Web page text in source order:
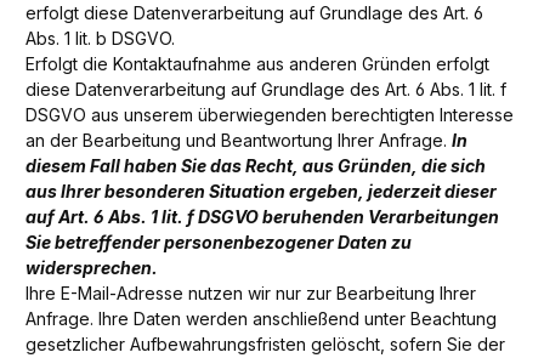
erfolgt diese Datenverarbeitung auf Grundlage des Art. 6
Abs. 1 lit. b DSGVO.
Erfolgt die Kontaktaufnahme aus anderen Gründen erfolgt
diese Datenverarbeitung auf Grundlage des Art. 6 Abs. 1 lit. f
DSGVO aus unserem überwiegenden berechtigten Interesse
an der Bearbeitung und Beantwortung Ihrer Anfrage. In
diesem Fall haben Sie das Recht, aus Gründen, die sich
aus Ihrer besonderen Situation ergeben, jederzeit dieser
auf Art. 6 Abs. 1 lit. f DSGVO beruhenden Verarbeitungen
Sie betreffender personenbezogener Daten zu
widersprechen.
Ihre E-Mail-Adresse nutzen wir nur zur Bearbeitung Ihrer
Anfrage. Ihre Daten werden anschließend unter Beachtung
gesetzlicher Aufbewahrungsfristen gelöscht, sofern Sie der